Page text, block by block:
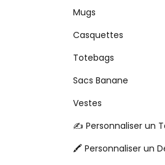
Mugs
Casquettes
Totebags
Sacs Banane
Vestes
✍️ Personnaliser un
🖍️ Personnaliser un